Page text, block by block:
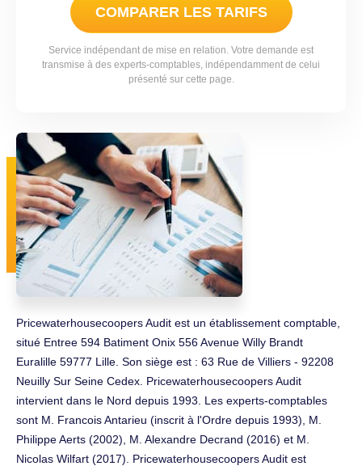
COMPARER LES TARIFS
Service indépendant de mise en relation. Votre demande est
transmise à des experts-comptables, indépendamment de celui
présenté sur cette page.
Pricewaterhousecoopers Audit est un établissement comptable,
situé Entree 594 Batiment Onix 556 Avenue Willy Brandt
Euralille 59777 Lille. Son siège est : 63 Rue de Villiers - 92208
Neuilly Sur Seine Cedex. Pricewaterhousecoopers Audit
intervient dans le Nord depuis 1993. Les experts-comptables
sont M. Francois Antarieu (inscrit à l'Ordre depuis 1993), M.
Philippe Aerts (2002), M. Alexandre Decrand (2016) et M.
Nicolas Wilfart (2017). Pricewaterhousecoopers Audit est